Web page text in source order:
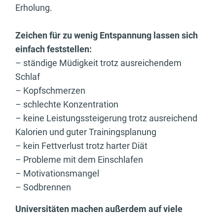
Erholung.
Zeichen für zu wenig Entspannung lassen sich
einfach feststellen:
– ständige Müdigkeit trotz ausreichendem
Schlaf
– Kopfschmerzen
– schlechte Konzentration
– keine Leistungssteigerung trotz ausreichend
Kalorien und guter Trainingsplanung
– kein Fettverlust trotz harter Diät
– Probleme mit dem Einschlafen
– Motivationsmangel
– Sodbrennen
Universitäten machen außerdem auf viele